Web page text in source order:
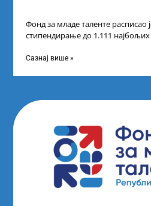
Фонд за младе таленте расписао
стипендирање до 1.111
Сазнај више »